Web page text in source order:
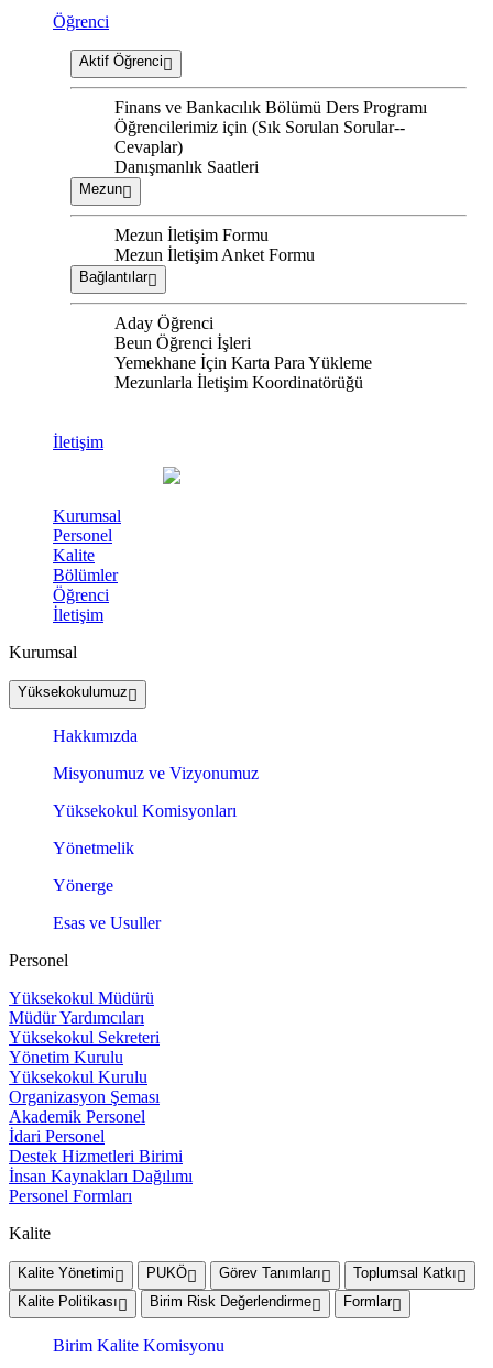
Öğrenci
Aktif Öğrenci
Finans ve Bankacılık Bölümü Ders Programı
Öğrencilerimiz için (Sık Sorulan Sorular--
Cevaplar)
Danışmanlık Saatleri
Mezun
Mezun İletişim Formu
Mezun İletişim Anket Formu
Bağlantılar
Aday Öğrenci
Beun Öğrenci İşleri
Yemekhane İçin Karta Para Yükleme
Mezunlarla İletişim Koordinatörüğü
İletişim
Kurumsal
Personel
Kalite
Bölümler
Öğrenci
İletişim
Kurumsal
Yüksekokulumuz
Hakkımızda
Misyonumuz ve Vizyonumuz
Yüksekokul Komisyonları
Yönetmelik
Yönerge
Esas ve Usuller
Personel
Yüksekokul Müdürü
Müdür Yardımcıları
Yüksekokul Sekreteri
Yönetim Kurulu
Yüksekokul Kurulu
Organizasyon Şeması
Akademik Personel
İdari Personel
Destek Hizmetleri Birimi
İnsan Kaynakları Dağılımı
Personel Formları
Kalite
Kalite Yönetimi PUKÖ Görev Tanımları
Toplumsal Katkı
Kalite Politikası
Birim Risk Değerlendirme Formlar
Birim Kalite Komisyonu